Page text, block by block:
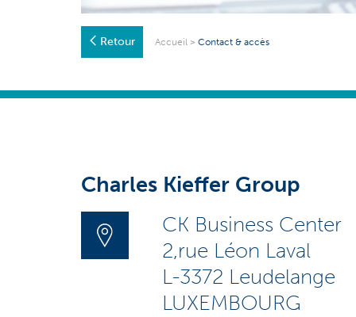
Retour Accueil >Contact & accès
Charles Kieffer Group
CK Business Center
2,rue Léon Laval
L-3372 Leudelange
LUXEMBOURG